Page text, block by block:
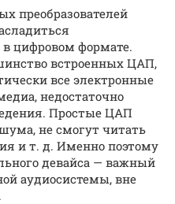
преобразователей
цифровом формате.
встроенных ЦАП,
все электронные
недостаточно
Простые ЦАП
не смогут читать
и т. д. Именно поэтому
девайса — важный
аудиосистемы, вне